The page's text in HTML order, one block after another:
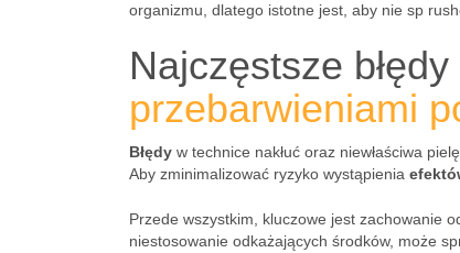
organizmu, dlatego istotne jest, aby nie sp
Najczęstsze
przebarwieniami
Błędy w technice nakłuć oraz niewłaściwa
Aby zminimalizować ryzyko wystąpienia
Przede wszystkim, kluczowe jest zachowanie
niestosowanie odkażających środków, może